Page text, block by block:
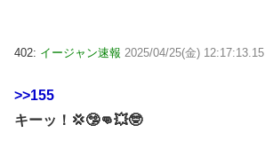
402: イージャン速報 2025/04/25(金) 12:17:13.15
>>155
キーッ！💢🤥👊💥🤓